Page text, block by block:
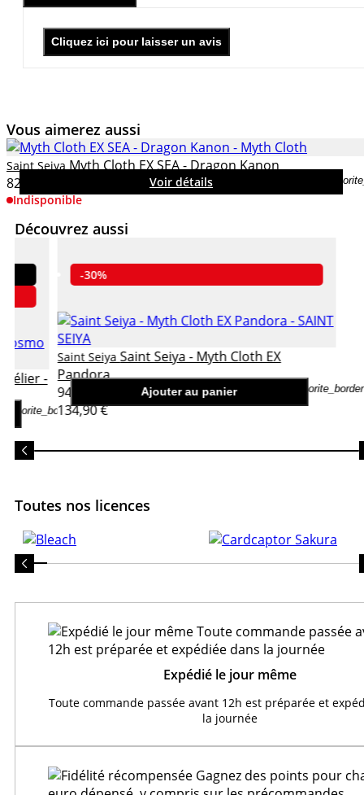
Cliquez ici pour laisser un avis
Vous aimerez aussi
Voir détails
Saint SeiyaMyth Cloth EX SEA - Dragon Kanon
82,90 €
Indisponible
Découvrez aussi
favorite_border
Bélier -
-30%
Ajouter au panier favorite_border
Saint Seiya Saint Seiya - Myth Cloth EX
Pandora
94,43 €
134,90 €
Toutes nos licences
Expédié le jour même
Toute commande passée avant 12h est préparée et
la journée